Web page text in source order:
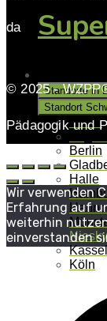
Standorte in
Standort
Aalen
Berlin
Halle
Niesky
Kassel
Köln
da
© 2025 -
Pädagogik und
Wir verwenden
Erfahrung auf
weiterhin
einverstanden